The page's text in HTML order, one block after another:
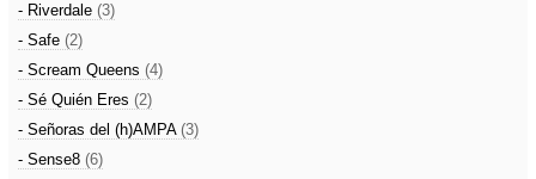
- Riverdale (3)
- Safe (2)
- Scream Queens (4)
- Sé Quién Eres (2)
- Señoras del (h)AMPA (3)
- Sense8 (6)